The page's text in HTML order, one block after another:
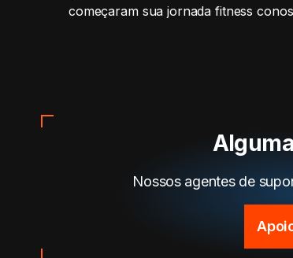
começaram sua jornada fitness
Nossos agentes de